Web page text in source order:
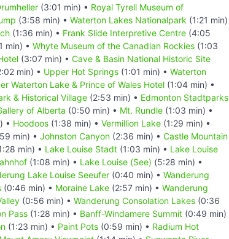
(3:01 min) • Royal Tyrell Museum of
(3:58 min) • Waterton Lakes Nationalpark (1:21 min)
(1:36 min) • Frank Slide Interpretive Centre (4:05
min) • Whyte Museum of the Canadian Rockies (1:03
(3:07 min) • Cave & Basin National Historic Site
min) • Upper Hot Springs (1:01 min) • Waterton
Waterton Lake & Prince of Wales Hotel (1:04 min) •
& Historical Village (2:53 min) • Edmonton Stadtparks
of Alberta (0:50 min) • Mt. Rundle (1:03 min) •
• Hoodoos (1:38 min) • Vermillion Lake (1:29 min) •
min) • Johnston Canyon (2:36 min) • Castle Mountain
min) • Lake Louise Stadt (1:03 min) • Lake Louise
(1:08 min) • Lake Louise (See) (5:28 min) •
Lake Louise Seeufer (0:40 min) • Wanderung
(0:46 min) • Moraine Lake (2:57 min) • Wanderung
(0:56 min) • Wanderung Consolation Lakes (0:36
Pass (1:28 min) • Banff-Windamere Summit (0:49 min)
(1:23 min) • Paint Pots (0:59 min) • Radium Hot